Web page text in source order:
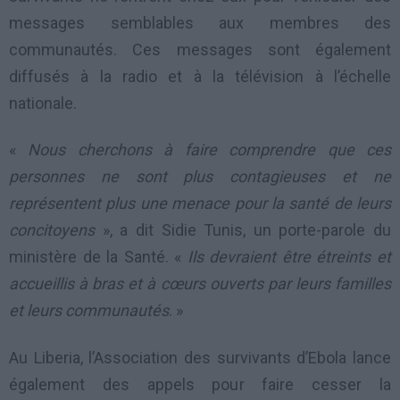
messages semblables aux membres des
communautés. Ces messages sont également
diffusés à la radio et à la télévision à l’échelle
nationale.
« Nous cherchons à faire comprendre que ces
personnes ne sont plus contagieuses et ne
représentent plus une menace pour la santé de leurs
concitoyens», a dit Sidie Tunis, un porte-parole du
ministère de la Santé. « Ils devraient être étreints et
accueillis à bras et à cœurs ouverts par leurs familles
et leurs communautés. »
Au Liberia, l’Association des survivants d’Ebola lance
également des appels pour faire cesser la